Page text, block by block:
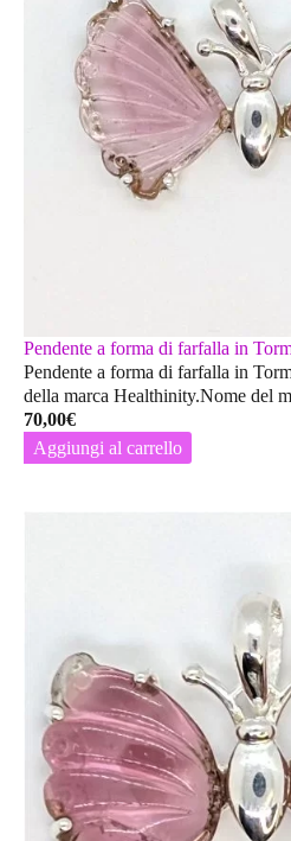
Pendente a forma di farfalla in
Pendente a forma di farfalla in
della marca Healthinity.Nome del
70,00€
Aggiungi al carrello